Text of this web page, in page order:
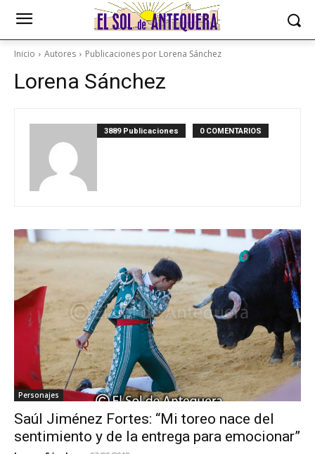
Inicio Autores Publicaciones por Lorena Sánchez
Lorena Sánchez
3889 Publicaciones 0 COMENTARIOS
Personajes
Saúl Jiménez Fortes: “Mi toreo nace del
sentimiento y de la entrega para emocionar”